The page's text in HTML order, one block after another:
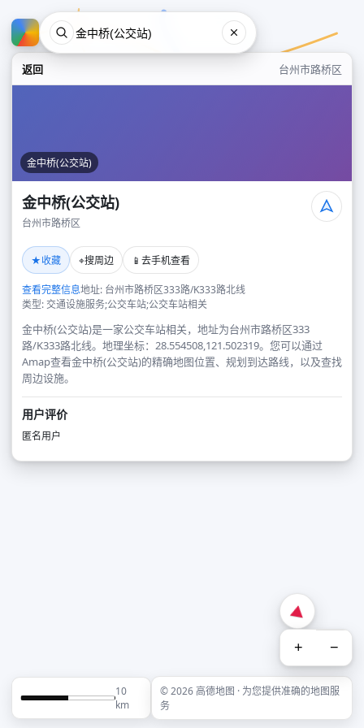
返回 台州市路桥区
金中桥(公交站)
金中桥(公交站)
台州市路桥区
★收藏 ⌖搜周边 📱 去手机查看
查看完整信息地址: 台州市路桥区333路/K333路北线
类型: 交通设施服务;公交车站;公交车站相关
金中桥(公交站)是一家公交车站相关，地址为台州市路桥区333
路/K333路北线。地理坐标：28.554508,121.502319。您可以通过
Amap查看金中桥(公交站)的精确地图位置、规划到达路线，以及查找
周边设施。
用户评价
匿名用户
+ −
10
km
© 2026 高德地图 · 为您提供准确的地图服
务